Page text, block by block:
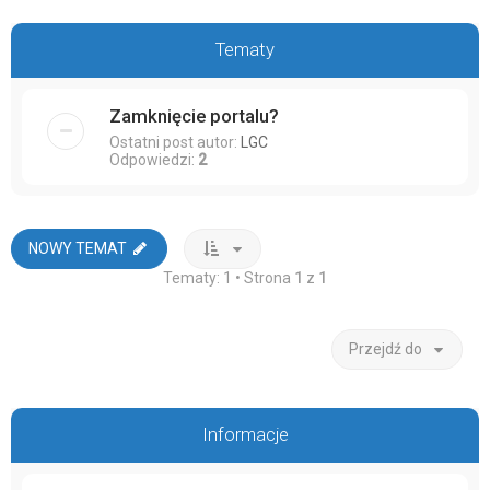
Tematy
Zamknięcie portalu?
Ostatni post autor:
LGC
Odpowiedzi: 2
NOWY TEMAT
Tematy: 1 • Strona 1 z 1
Przejdź do
Informacje